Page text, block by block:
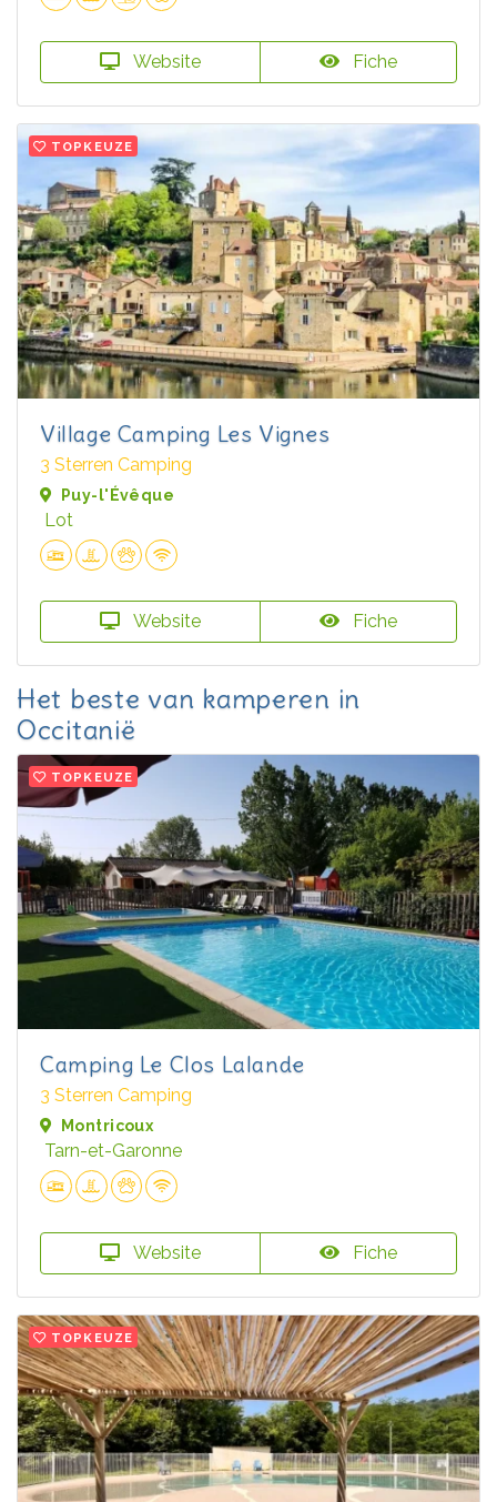
Website Fiche
TOPKEUZE
Village Camping Les Vignes
3 Sterren Camping
Puy-l'Évêque
Lot
Website Fiche
Het beste van kamperen in
Occitanië
TOPKEUZE
Camping Le Clos Lalande
3 Sterren Camping
Montricoux
Tarn-et-Garonne
Website Fiche
TOPKEUZE